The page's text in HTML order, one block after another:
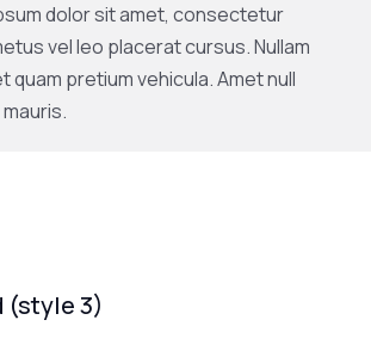
dolor sit amet, consectetur
vel leo placerat cursus. Nullam
quam pretium vehicula. Amet null
(style 3)